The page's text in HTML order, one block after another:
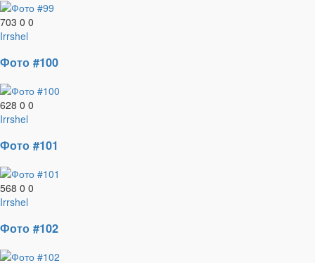
703 0 0
Irrshel
Фото #100
628 0 0
Irrshel
Фото #101
568 0 0
Irrshel
Фото #102